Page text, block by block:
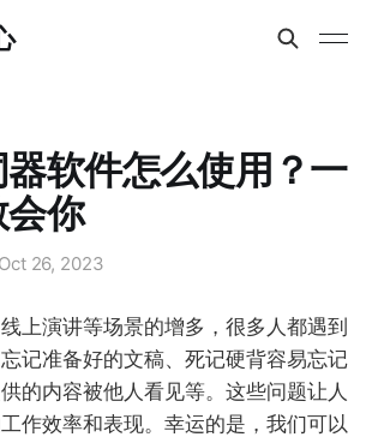
软件怎么使用？一
你
Oct 26, 2023
上演讲等场景的增多，很多人都遇到
记准备好的文稿、死记硬背容易忘记
的内容被他人看见等。这些问题让人
作效率和表现。幸运的是，我们可以